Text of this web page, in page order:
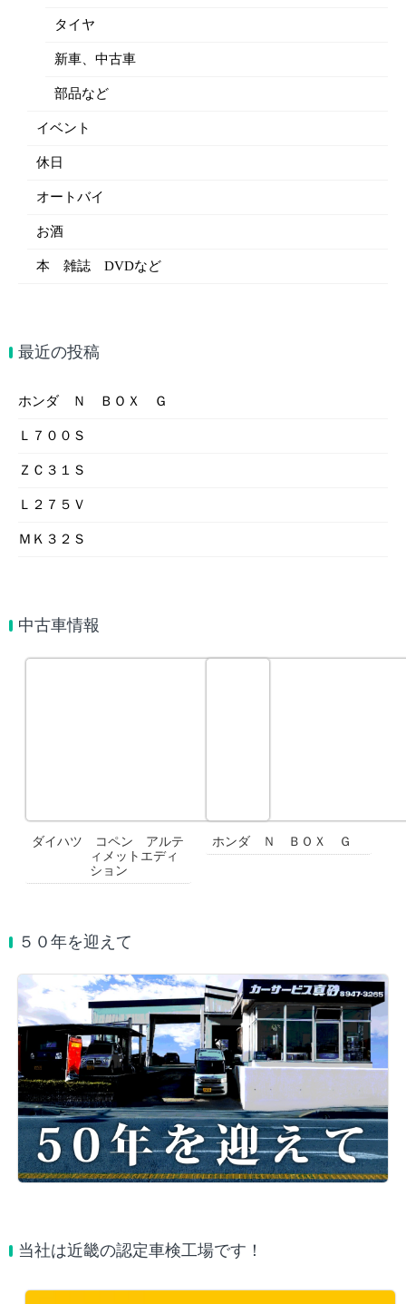
タイヤ
新車、中古車
部品など
イベント
休日
オートバイ
お酒
本 雑誌 DVDなど
最近の投稿
ホンダ Ｎ ＢＯＸ Ｇ
Ｌ７００Ｓ
ＺＣ３１Ｓ
Ｌ２７５Ｖ
ＭＫ３２Ｓ
中古車情報
ダイハツ コペン アルテ
ィメットエディ
ション
ホンダ Ｎ ＢＯＸ Ｇ
５０年を迎えて
当社は近畿の認定車検工場です！